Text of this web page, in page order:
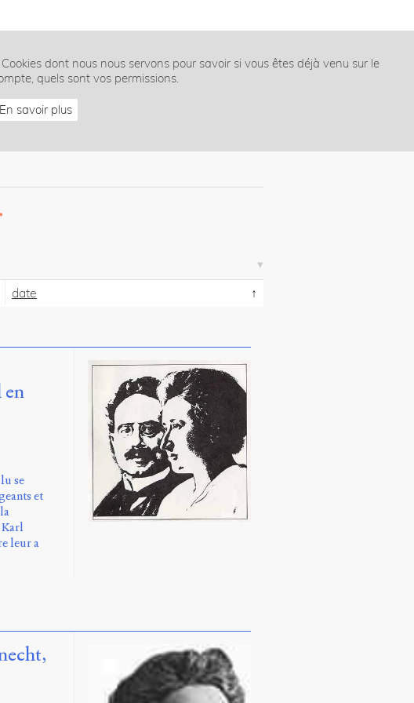
dont nous nous servons pour savoir si vous êtes déjà venu sur le
quels sont vos permissions.
En savoir plus
date
en
se
et
leur a